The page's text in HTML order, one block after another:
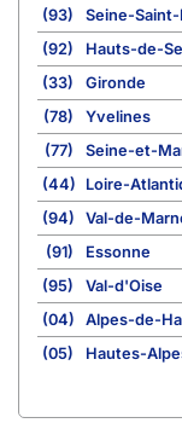
(93)
Seine-
(92)
Hauts-de-
(33)
Gironde
(78)
Yvelines
(77)
Seine-et-
(44)
Loire-
(94)
Val-de-
(91)
Essonne
(95)
Val-d'Oise
(04)
Alpes-de-
(05)
Hautes-